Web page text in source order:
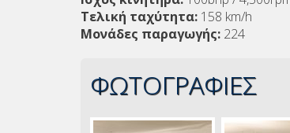
Τελική ταχύτητα: 158 km/h
Μονάδες παραγωγής: 224
ΦΩΤΟΓΡΑΦΙΕΣ